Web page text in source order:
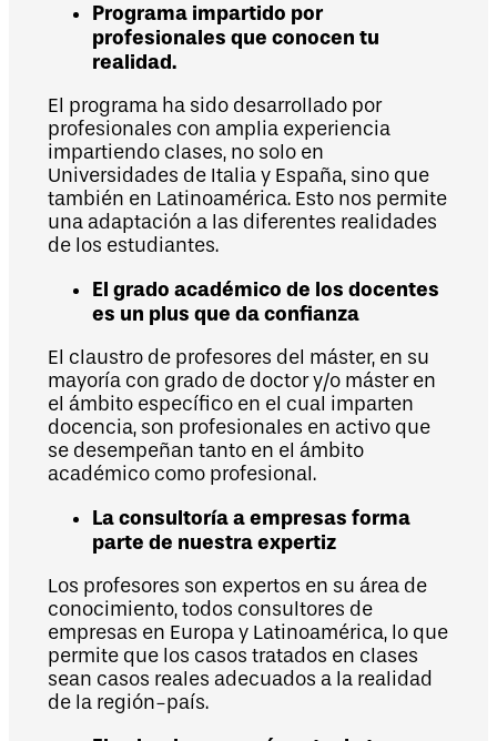
Programa impartido por
profesionales que conocen tu
realidad.
El programa ha sido desarrollado por
profesionales con amplia experiencia
impartiendo clases, no solo en
Universidades de Italia y España, sino que
también en Latinoamérica. Esto nos permite
una adaptación a las diferentes realidades
de los estudiantes.
El grado académico de los docentes
es un plus que da confianza
El claustro de profesores del máster, en su
mayoría con grado de doctor y/o máster en
el ámbito específico en el cual imparten
docencia, son profesionales en activo que
se desempeñan tanto en el ámbito
académico como profesional.
La consultoría a empresas forma
parte de nuestra expertiz
Los profesores son expertos en su área de
conocimiento, todos consultores de
empresas en Europa y Latinoamérica, lo que
permite que los casos tratados en clases
sean casos reales adecuados a la realidad
de la región-país.